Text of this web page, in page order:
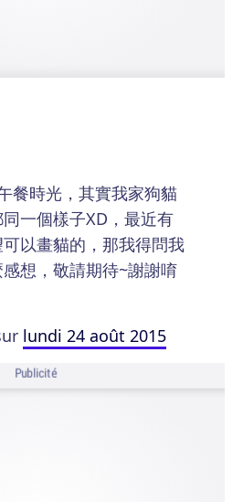
餐時光，其實我家狗貓
一個樣子XD，最近有
以畫貓的，那我得問我
想，敬請期待~謝謝唷
lundi 24 août 2015
Publicité